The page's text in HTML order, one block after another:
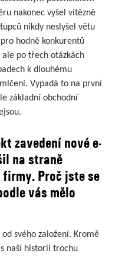
nakonec vyšel vítězně
nikdy neslyšel větu
hodně konkurentů
po třech otázkách
k dlouhému
Vypadá to na první
základní obchodní
zavedení nové e-
na straně
Proč jste se
vás mělo
svého založení. Kromě
naší historií trochu